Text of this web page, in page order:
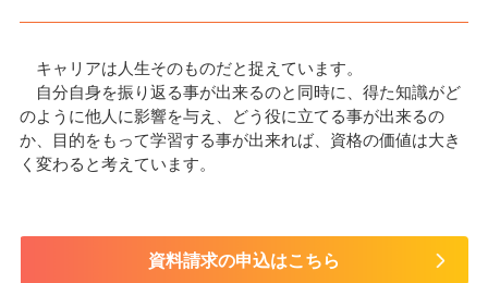
キャリアは人生そのものだと捉えています。
自分自身を振り返る事が出来るのと同時に、得た知識がど
のように他人に影響を与え、どう役に立てる事が出来るの
か、目的をもって学習する事が出来れば、資格の価値は大き
く変わると考えています。
資料請求の申込はこちら